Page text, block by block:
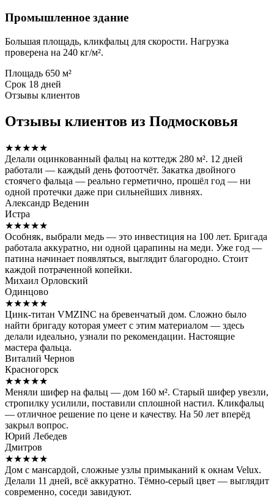
Промышленное здание
Большая площадь, кликфальц для скорости. Нагрузка
проверена на 240 кг/м².
Площадь 650 м²
Срок 18 дней
Отзывы клиентов
Отзывы клиентов из Подмосковья
★★★★★
Делали оцинкованный фальц на коттедж 280 м². 12 дней
работали — каждый день фотоотчёт. Закатка двойного
стоячего фальца — реально герметично, прошёл год — ни
одной протечки даже при сильнейших ливнях.
Александр Веденин
Истра
★★★★★
Особняк, выбрали медь — это инвестиция на 100 лет. Бригада
работала аккуратно, ни одной царапины на меди. Уже год —
патина начинает появляться, выглядит благородно. Стоит
каждой потраченной копейки.
Михаил Орловский
Одинцово
★★★★★
Цинк-титан VMZINC на бревенчатый дом. Сложно было
найти бригаду которая умеет с этим материалом — здесь
делали идеально, узнали по рекомендации. Настоящие
мастера фальца.
Виталий Чернов
Красногорск
★★★★★
Меняли шифер на фальц — дом 160 м². Старый шифер увезли,
стропилку усилили, поставили сплошной настил. Кликфальц
— отличное решение по цене и качеству. На 50 лет вперёд
закрыл вопрос.
Юрий Лебедев
Дмитров
★★★★★
Дом с мансардой, сложные узлы примыканий к окнам Velux.
Делали 11 дней, всё аккуратно. Тёмно-серый цвет — выглядит
современно, соседи завидуют.